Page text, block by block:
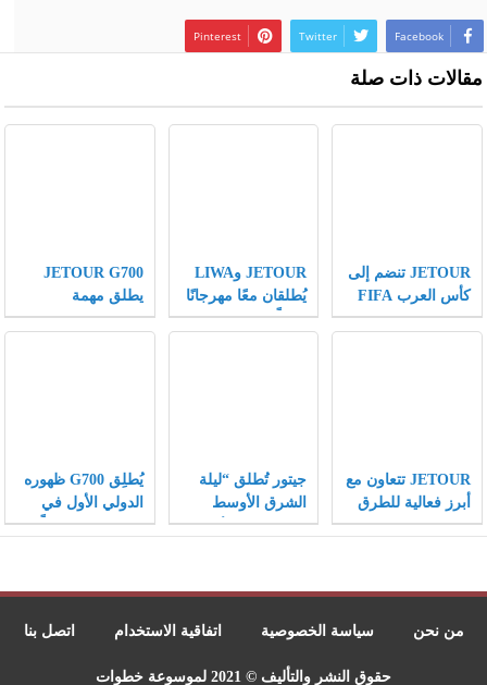
Facebook
Twitter
Pinterest
مقالات ذات صلة
JETOUR تنضم إلى
كأس العرب FIFA
كشريك مركبات
JETOUR وLIWA
يُطلقان معًا مهرجانًا
عالميًّا لعشاق الطرق
JETOUR G700
يطلق مهمة
“Wilderness
JETOUR تتعاون مع
أبرز فعالية للطرق
الوعرة في الشرق
العميقة لاستراتيجية
الرئيسي
جيتور تُطلق “ليلة
الشرق الأوسط
الهجينة” في عُمان
يُطلِق G700 ظهوره
الدولي الأول في
دبي، مُفتتحًا فصلًا
المركبات الهجينة
الوعرة
من نحن سياسة الخصوصية اتفاقية الاستخدام اتصل بنا
حقوق النشر والتأليف © 2021 لموسوعة خطوات